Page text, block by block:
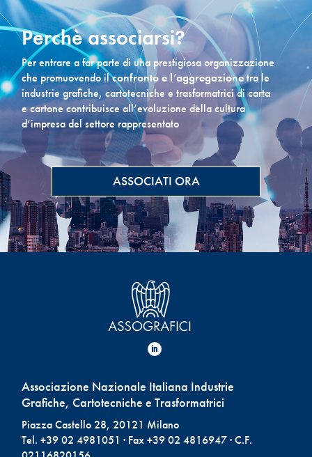
Perchè associarsi?
Per entrare a far parte di una prestigiosa organizzazione
che promuovendo ilconfronto e l’aggregazionetra le
industrie grafiche, cartotecniche e trasformatrici di carta
e cartone contribuisce all’evoluzione della cultura
d’impresa del settore rappresentato
ASSOCIATI ORA
Associazione Nazionale Italiana Industrie
Grafiche, Cartotecniche e Trasformatrici
Piazza Castello 28, 20121 Milano
Tel. +39 02 4981051 · Fax +39 02 4816947 · C.F.